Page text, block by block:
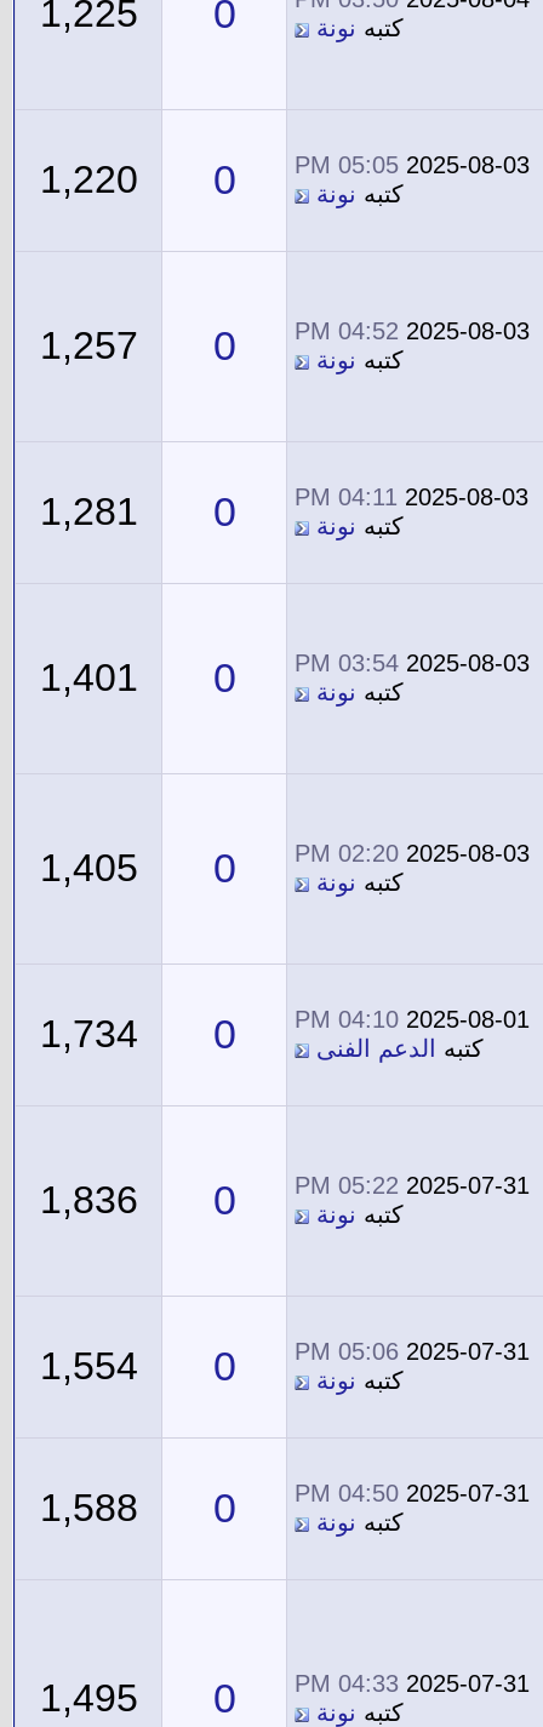
كتبه نونة 0
1,225
2025-08-03
05:05 PM
كتبه نونة 0
1,220
2025-08-03
04:52 PM
كتبه نونة 0
1,257
2025-08-03
04:11 PM
كتبه نونة 0
1,281
2025-08-03
03:54 PM
كتبه نونة 0
1,401
2025-08-03
02:20 PM
كتبه نونة 0
1,405
2025-08-01
04:10 PM
كتبه
الدعم الفنى 0
1,734
2025-07-31
05:22 PM
كتبه نونة 0
1,836
2025-07-31
05:06 PM
كتبه نونة 0
1,554
2025-07-31
04:50 PM
كتبه نونة 0
1,588
2025-07-31
04:33 PM
كتبه نونة 0
1,495